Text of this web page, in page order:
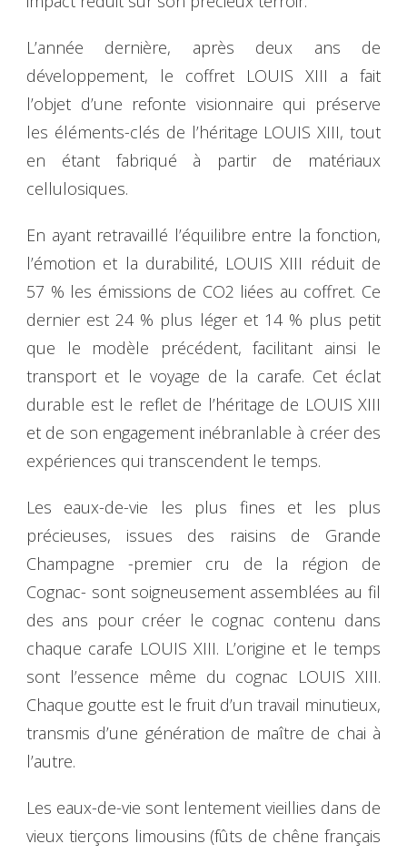
L’année dernière, après deux ans de
développement, le coffret LOUIS XIII a fait
l’objet d’une refonte visionnaire qui préserve
les éléments-clés de l’héritage LOUIS XIII, tout
en étant fabriqué à partir de matériaux
cellulosiques.
En ayant retravaillé l’équilibre entre la fonction,
l’émotion et la durabilité, LOUIS XIII réduit de
57 % les émissions de CO2 liées au coffret. Ce
dernier est 24 % plus léger et 14 % plus petit
que le modèle précédent, facilitant ainsi le
transport et le voyage de la carafe. Cet éclat
durable est le reflet de l’héritage de LOUIS XIII
et de son engagement inébranlable à créer des
expériences qui transcendent le temps.
Les eaux-de-vie les plus fines et les plus
précieuses, issues des raisins de Grande
Champagne -premier cru de la région de
Cognac- sont soigneusement assemblées au fil
des ans pour créer le cognac contenu dans
chaque carafe LOUIS XIII. L’origine et le temps
sont l’essence même du cognac LOUIS XIII.
Chaque goutte est le fruit d’un travail minutieux,
transmis d’une génération de maître de chai à
l’autre.
Les eaux-de-vie sont lentement vieillies dans de
vieux tierçons limousins (fûts de chêne français